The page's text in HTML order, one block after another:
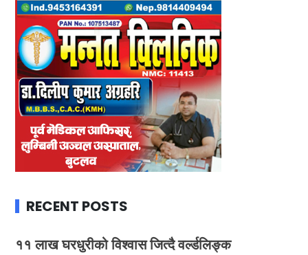
RECENT POSTS
११ लाख घरधुरीको विश्वास जित्दै वर्ल्डलिङ्क